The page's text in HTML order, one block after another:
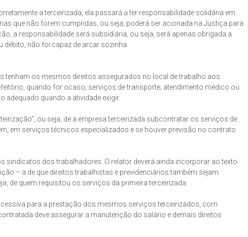
a terceirizada, ela passará a ter responsabilidade solidária em
que não forem cumpridas, ou seja, poderá ser acionada na Justiça para
a responsabilidade será subsidiária, ou seja, será apenas obrigada a
não foi capaz de arcar sozinha.
tenham os mesmos direitos assegurados no local de trabalho aos
quando for ocaso; serviços de transporte; atendimento médico ou
adequado quando a atividade exigir.
ou seja, de a empresa terceirizada subcontratar os serviços de
em serviços técnicos especializados e se houver previsão no contrato
sindicatos dos trabalhadores. O relator deverá ainda incorporar ao texto
– a de que direitos trabalhistas e previdenciários também sejam
de quem requisitou os serviços da primeira terceirizada.
para a prestação dos mesmos serviços terceirizados, com
deve assegurar a manutenção do salário e demais direitos